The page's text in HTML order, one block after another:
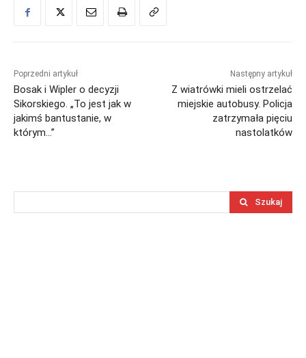
Poprzedni artykuł
Bosak i Wipler o decyzji
Sikorskiego. „To jest jak w
jakimś bantustanie, w
którym…”
Następny artykuł
Z wiatrówki mieli ostrzelać
miejskie autobusy. Policja
zatrzymała pięciu
nastolatków
Szukaj